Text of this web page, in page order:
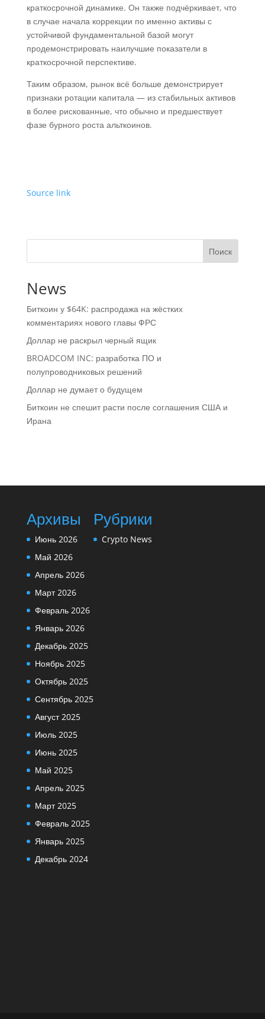
краткосрочной динамике. Он также подчёркивает, что
в случае начала коррекции по именно активы с
устойчивой фундаментальной базой могут
продемонстрировать наилучшие показатели в
краткосрочной перспективе.
Таким образом, рынок всё больше демонстрирует
признаки ротации капитала — из стабильных активов
в более рискованные, что обычно и предшествует
фазе бурного роста альткоинов.
Source link
Поиск
News
Биткоин у $64K: распродажа на жёстких
комментариях нового главы ФРС
Доллар не раскрыл черный ящик
BROADCOM INC: разработка ПО и
полупроводниковых решений
Доллар не думает о будущем
Биткоин не спешит расти после соглашения США и
Ирана
Архивы
Июнь 2026
Май 2026
Апрель 2026
Март 2026
Февраль 2026
Январь 2026
Декабрь 2025
Ноябрь 2025
Октябрь 2025
Сентябрь 2025
Август 2025
Июль 2025
Июнь 2025
Май 2025
Апрель 2025
Март 2025
Февраль 2025
Январь 2025
Декабрь 2024
Рубрики
Crypto News